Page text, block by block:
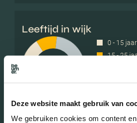
Deze website maakt gebruik van
We gebruiken cookies om content
Leeftijd in wijk
0 - 15
15 - 25
25 - 45